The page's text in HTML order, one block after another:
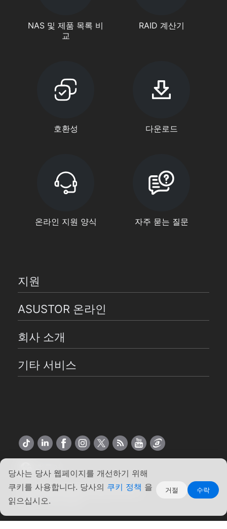
당사는 당사 웹페이지를 개선하기 위해
쿠키를 사용합니다. 당사의 쿠키 정책 을
읽으십시오.
거절 수락
NAS 및 제품 목록 비
교
RAID 계산기
호환성 다운로드
온라인 지원 양식 자주 묻는 질문
지원
ASUSTOR 온라인
회사 소개
기타 서비스
Copyright ©2026 ASUSTOR Inc.
약관 | 개인 정보